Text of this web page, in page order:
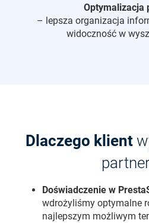
Optymalizacja
– lepsza organizacja
widoczność w
Dlaczego klient
Doświadczenie w
wdrożyliśmy optymalne
najlepszym możliwym